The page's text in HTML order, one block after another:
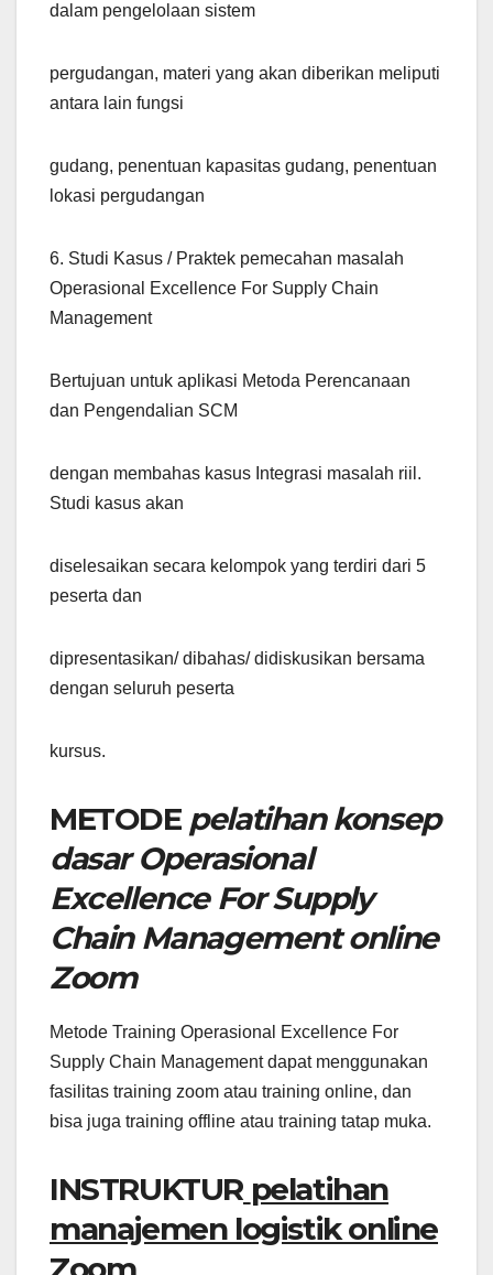
dalam pengelolaan sistem
pergudangan, materi yang akan diberikan meliputi
antara lain fungsi
gudang, penentuan kapasitas gudang, penentuan
lokasi pergudangan
6. Studi Kasus / Praktek pemecahan masalah
Operasional Excellence For Supply Chain
Management
Bertujuan untuk aplikasi Metoda Perencanaan
dan Pengendalian SCM
dengan membahas kasus Integrasi masalah riil.
Studi kasus akan
diselesaikan secara kelompok yang terdiri dari 5
peserta dan
dipresentasikan/ dibahas/ didiskusikan bersama
dengan seluruh peserta
kursus.
METODE pelatihan konsep
dasar Operasional
Excellence For Supply
Chain Management online
Zoom
Metode Training Operasional Excellence For
Supply Chain Management dapat menggunakan
fasilitas training zoom atau training online, dan
bisa juga training offline atau training tatap muka.
INSTRUKTUR pelatihan
manajemen logistik online